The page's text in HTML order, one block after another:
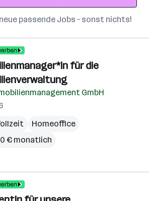
passende Jobs – sonst nichts!
für die
GmbH
Homeoffice
€ monatlich